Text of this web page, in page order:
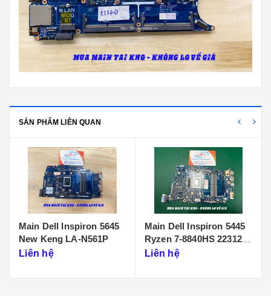
SẢN PHẨM LIÊN QUAN
Main Dell Inspiron 5445
Ryzen 7-8840HS 223125-
1Liên hệ
Main Dell Inspiron 5440
Core 7 NEW 233064-1
Liên hệ